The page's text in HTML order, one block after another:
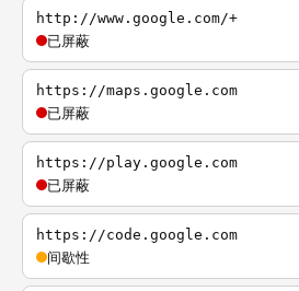
http://www.google.com/+
已屏蔽
https://maps.google.com
已屏蔽
https://play.google.com
已屏蔽
https://code.google.com
间歇性